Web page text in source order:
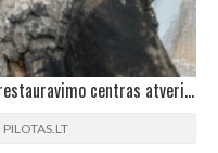
RESTAURATORIAUS KERTĖ: P.Gudyno restauravimo centras atveria slaptą restauratorių pasaulį
PILOTAS.LT